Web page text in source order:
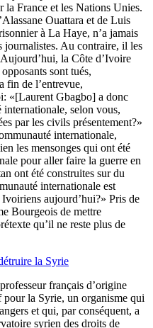
la France et les Nations Unies.
Ouattara et de Luis
à La Haye, n’a jamais
journalistes. Au contraire, il les
la Côte d’Ivoire
sont tués,
fin de l’entrevue,
«[Laurent Gbagbo] a donc
internationale, selon vous,
par les civils présentement?»
internationale,
les mensonges qui ont été
pour aller faire la guerre en
ont été construites sur du
internationale est
aujourd’hui?» Pris de
Bourgeois de mettre
qu’il ne reste plus de
la Syrie
français d’origine
la Syrie, un organisme qui
et qui, par conséquent, a
syrien des droits de